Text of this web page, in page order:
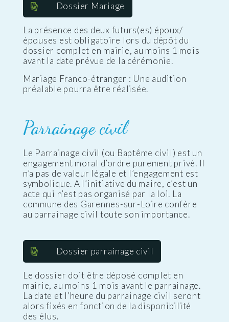
Dossier Mariage
La présence des deux futurs(es) époux/
épouses est obligatoire lors du dépôt du
dossier complet en mairie, au moins 1 mois
avant la date prévue de la cérémonie.
Mariage Franco-étranger : Une audition
préalable pourra être réalisée.
Parrainage civil
Le Parrainage civil (ou Baptême civil) est un
engagement moral d’ordre purement privé. Il
n’a pas de valeur légale et l’engagement est
symbolique. A l’initiative du maire, c’est un
acte qui n’est pas organisé par la loi. La
commune des Garennes-sur-Loire confère
au parrainage civil toute son importance.
Dossier parrainage civil
Le dossier doit être déposé complet en
mairie, au moins 1 mois avant le parrainage.
La date et l’heure du parrainage civil seront
alors fixés en fonction de la disponibilité
des élus.